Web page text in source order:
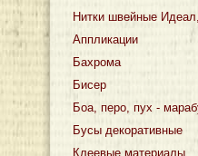
Нитки швейные
Аппликации
Бахрома
Бисер
Боа, перо, пух -
Бусы декоративные
Клеевые материалы